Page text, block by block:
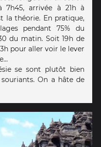
arrivée à 21h à
la théorie. En pratique,
pendant 75% du
du matin. Soit 19h de
pour aller voir le lever
se sont plutôt bien
On a hâte de